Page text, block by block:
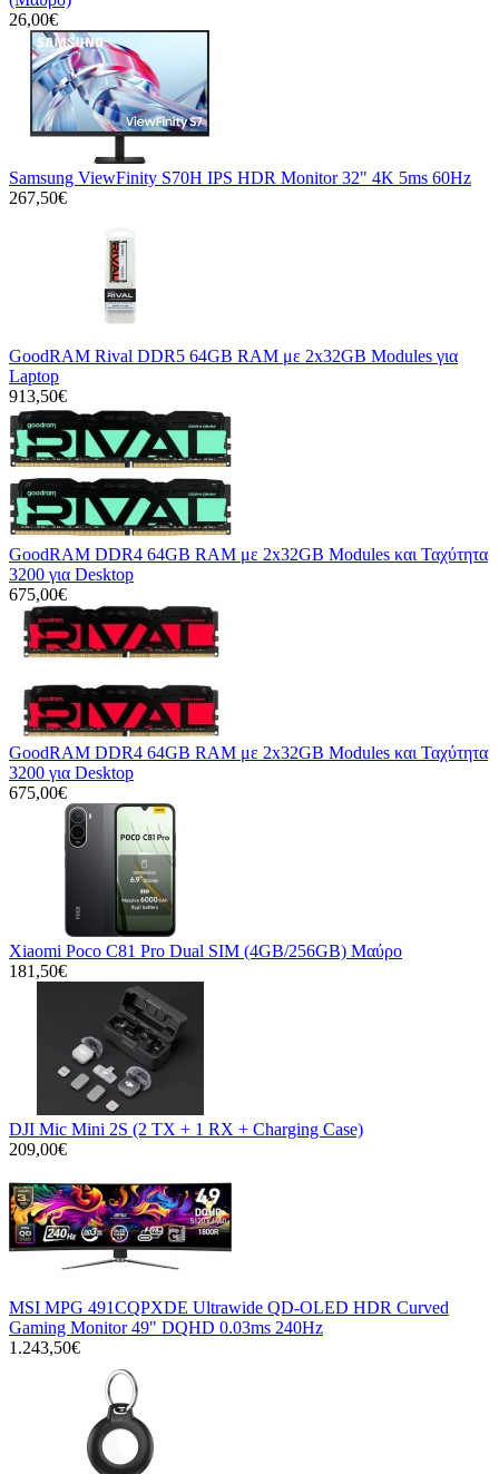
26,00€
Samsung ViewFinity S70H IPS HDR Monitor 32" 4K 5ms 60Hz
267,50€
GoodRAM Rival DDR5 64GB RAM με 2x32GB Modules για
Laptop
913,50€
GoodRAM DDR4 64GB RAM με 2x32GB Modules και Ταχύτητα
3200 για Desktop
675,00€
GoodRAM DDR4 64GB RAM με 2x32GB Modules και Ταχύτητα
3200 για Desktop
675,00€
Xiaomi Poco C81 Pro Dual SIM (4GB/256GB) Μαύρο
181,50€
DJI Mic Mini 2S (2 TX + 1 RX + Charging Case)
209,00€
MSI MPG 491CQPXDE Ultrawide QD-OLED HDR Curved
Gaming Monitor 49" DQHD 0.03ms 240Hz
1.243,50€